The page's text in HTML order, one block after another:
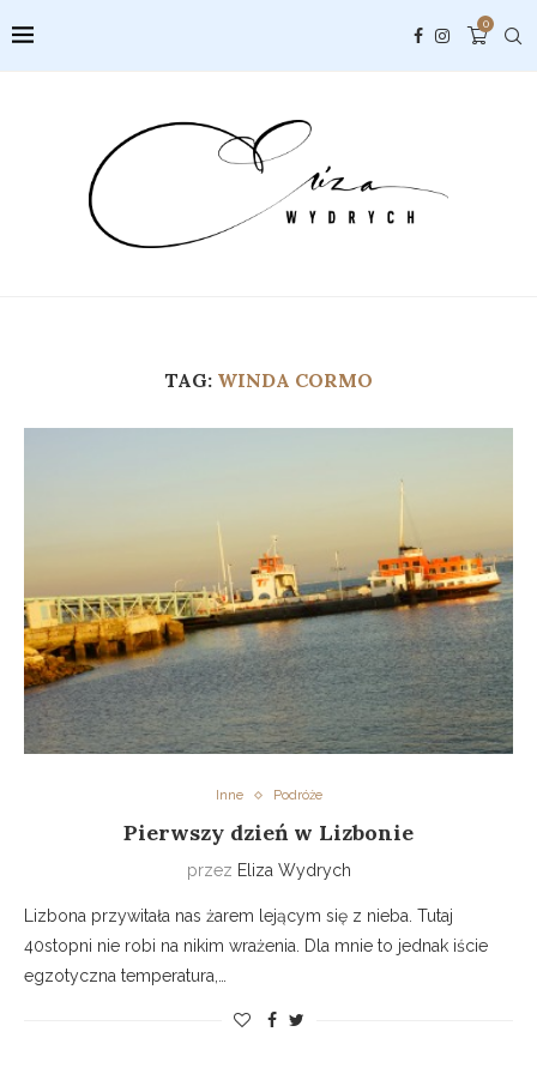
0
TAG: WINDA CORMO
Inne Podróże
Pierwszy dzień w Lizbonie
przez Eliza Wydrych
Lizbona przywitała nas żarem lejącym się z nieba. Tutaj
40stopni nie robi na nikim wrażenia. Dla mnie to jednak iście
egzotyczna temperatura,…